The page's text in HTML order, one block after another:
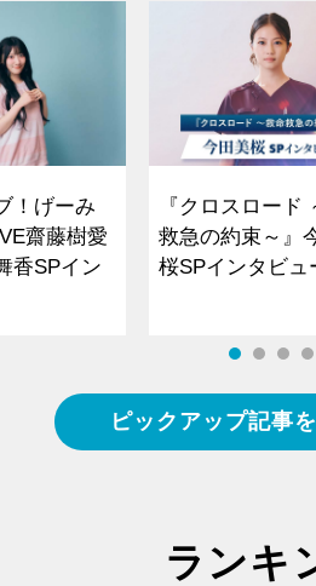
！げーみ
齋藤樹愛
香SPイン
『クロスロード
救急の約束～』
桜SPインタ
ピックアップ記事
ランキ